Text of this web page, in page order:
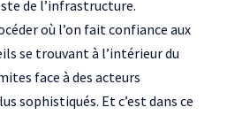
de l’infrastructure.
où l’on fait confiance aux
se trouvant à l’intérieur du
face à des acteurs
sophistiqués. Et c’est dans ce